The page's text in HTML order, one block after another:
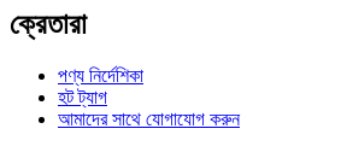
ক্রেতারা
পণ্য নির্দেশিকা
হট ট্যাগ
আমাদের সাথে যোগাযোগ করুন